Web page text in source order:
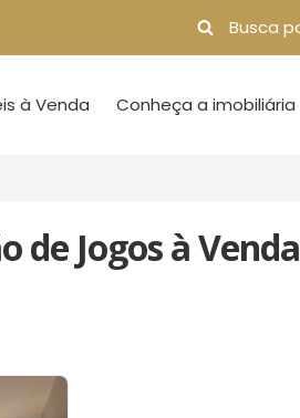
à Venda Conheça a imobiliária
de Jogos à Venda